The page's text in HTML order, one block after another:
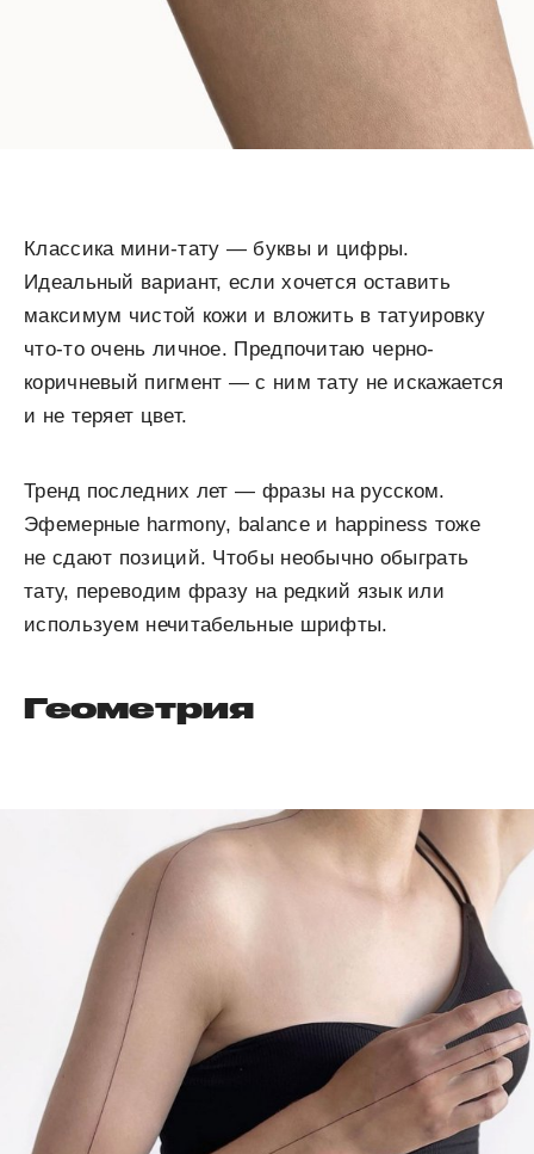
Классика мини-тату — буквы и цифры.
Идеальный вариант, если хочется оставить
максимум чистой кожи и вложить в татуировку
что-то очень личное. Предпочитаю черно-
коричневый пигмент — с ним тату не искажается
и не теряет цвет.
Тренд последних лет — фразы на русском.
Эфемерные harmony, balance и happiness тоже
не сдают позиций. Чтобы необычно обыграть
тату, переводим фразу на редкий язык или
используем нечитабельные шрифты.
Геометрия